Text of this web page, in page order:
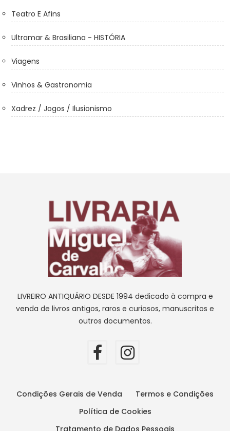
Teatro E Afins
Ultramar & Brasiliana - HISTÓRIA
Viagens
Vinhos & Gastronomia
Xadrez / Jogos / Ilusionismo
LIVREIRO ANTIQUÁRIO DESDE 1994 dedicado à compra e
venda de livros antigos, raros e curiosos, manuscritos e
outros documentos.
Condições Gerais de Venda
Termos e Condições
Política de Cookies
Tratamento de Dados Pessoais